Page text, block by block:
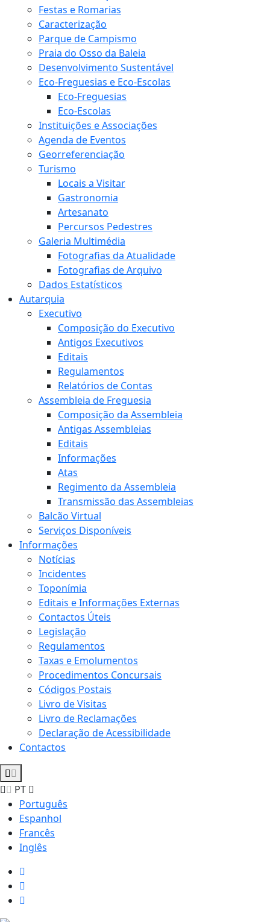
Festas e Romarias
Caracterização
Parque de Campismo
Praia do Osso da Baleia
Desenvolvimento Sustentável
Eco-Freguesias e Eco-Escolas
Eco-Freguesias
Eco-Escolas
Instituições e Associações
Agenda de Eventos
Georreferenciação
Turismo
Locais a Visitar
Gastronomia
Artesanato
Percursos Pedestres
Galeria Multimédia
Fotografias da Atualidade
Fotografias de Arquivo
Dados Estatísticos
Autarquia
Executivo
Composição do Executivo
Antigos Executivos
Editais
Regulamentos
Relatórios de Contas
Assembleia de Freguesia
Composição da Assembleia
Antigas Assembleias
Editais
Informações
Atas
Regimento da Assembleia
Transmissão das Assembleias
Balcão Virtual
Serviços Disponíveis
Informações
Notícias
Incidentes
Toponímia
Editais e Informações Externas
Contactos Úteis
Legislação
Regulamentos
Taxas e Emolumentos
Procedimentos Concursais
Códigos Postais
Livro de Visitas
Livro de Reclamações
Declaração de Acessibilidade
Contactos
PT
Português
Espanhol
Francês
Inglês